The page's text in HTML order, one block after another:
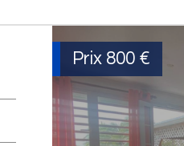
Prix 800 €